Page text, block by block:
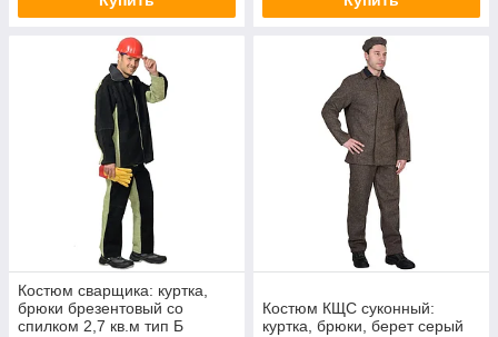
Костюм сварщика: куртка,
брюки брезентовый со
спилком 2,7 кв.м тип Б
Костюм КЩС суконный:
куртка, брюки, берет серый